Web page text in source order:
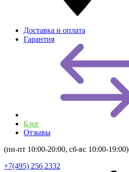
Доставка и оплата
Гарантия
Блог
Отзывы
(пн-пт 10:00-20:00, сб-вс 10:00-19:00)
+7(495) 256 2332